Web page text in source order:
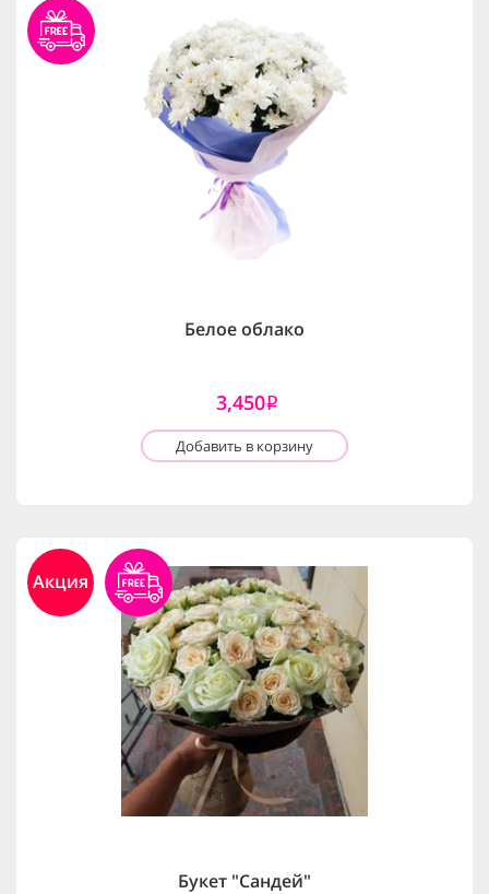
Белое облако
3,450i
Добавить в корзину
Акция
Букет "Сандей"